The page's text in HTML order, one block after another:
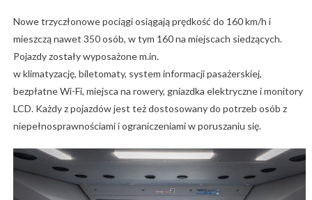
Nowe trzyczłonowe pociągi osiągają prędkość do 160 km/h i
mieszczą nawet 350 osób, w tym 160 na miejscach siedzących.
Pojazdy zostały wyposażone m.in.
w klimatyzację, biletomaty, system informacji pasażerskiej,
bezpłatne Wi-Fi, miejsca na rowery, gniazdka elektryczne i monitory
LCD. Każdy z pojazdów jest też dostosowany do potrzeb osób z
niepełnosprawnościami i ograniczeniami w poruszaniu się.